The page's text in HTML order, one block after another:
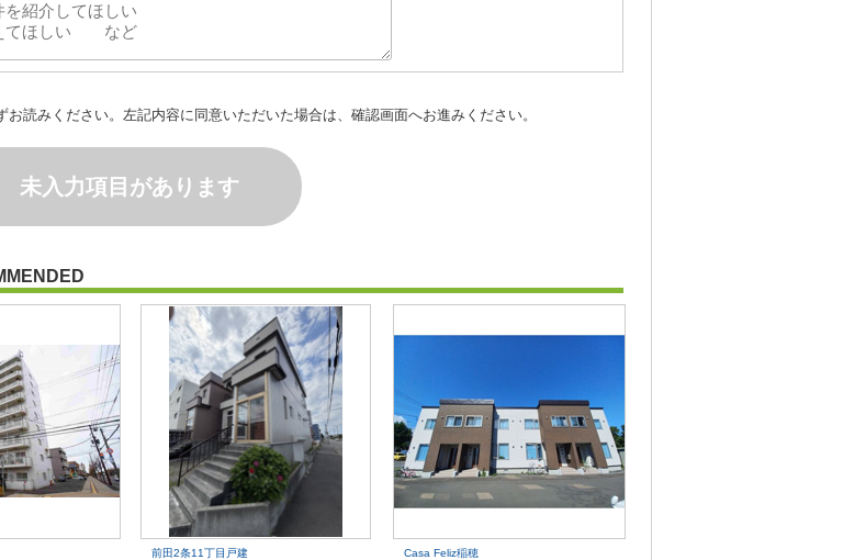
お読みください。左記内容に同意いただいた場合は、確認画面へお進みください。
未入力項目があります
前田2条11丁目戸建
Casa Feliz稲穂